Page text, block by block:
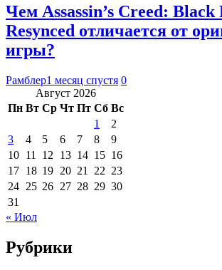
Чем Assassin’s Creed: Black
Resynced отличается от
игры?
Рамблер1 месяц спустя 0
Август 2026
Пн Вт Ср Чт Пт Сб Вс
1
2
3
4 5 6 7 8
9
10 11 12 13 14 15 16
17 18 19 20 21 22 23
24 25 26 27 28 29 30
31
« Июл
Рубрики